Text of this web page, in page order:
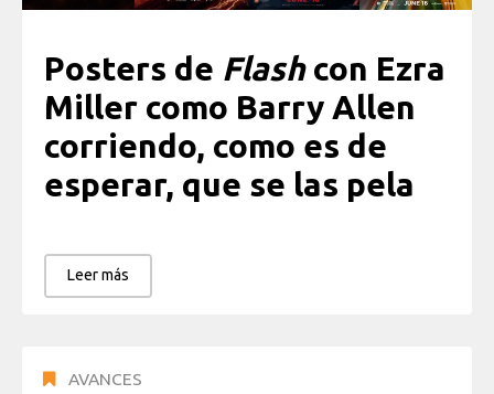
Posters de Flashcon Ezra
Miller como Barry Allen
corriendo, como es de
esperar, que se las pela
Leer más
AVANCES